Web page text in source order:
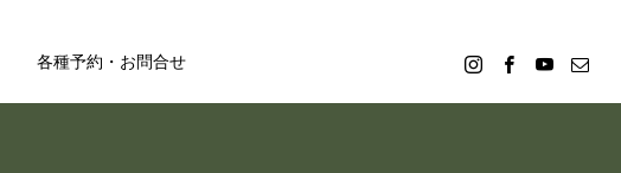
各種予約・お問合せ